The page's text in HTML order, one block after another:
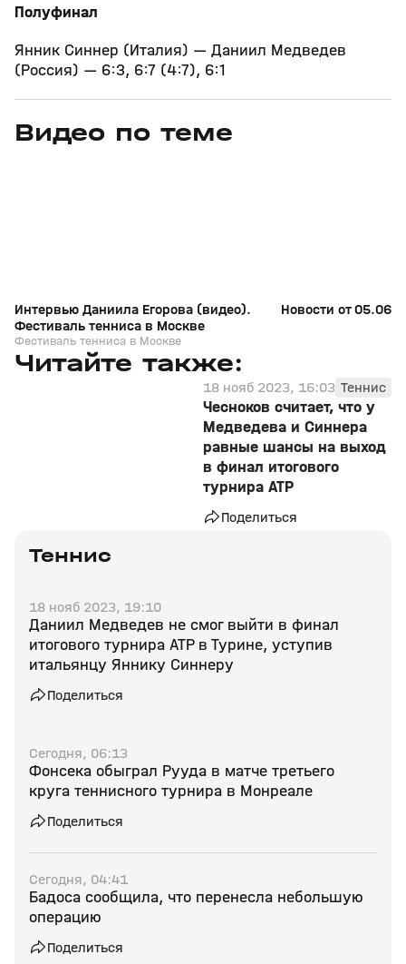
Полуфинал
Янник Синнер (Италия) — Даниил Медведев
(Россия) — 6:3, 6:7 (4:7), 6:1
Видео по теме
11 июл, 16:17
Интервью Даниила Егорова (видео).
Фестиваль тенниса в Москве
Фестиваль тенниса в Москве
Новости от
Читайте также:
18 нояб 2023, 16:03 Теннис
Чесноков считает, что у
Медведева и Синнера
равные шансы на выход
в финал итогового
турнира ATP
Поделиться
Теннис
18 нояб 2023, 19:10
Даниил Медведев не смог выйти в финал
итогового турнира ATP в Турине, уступив
итальянцу Яннику Синнеру
Поделиться
Сегодня, 06:13
Фонсека обыграл Рууда в матче третьего
круга теннисного турнира в Монреале
Поделиться
Сегодня, 04:41
Бадоса сообщила, что перенесла небольшую
операцию
Поделиться